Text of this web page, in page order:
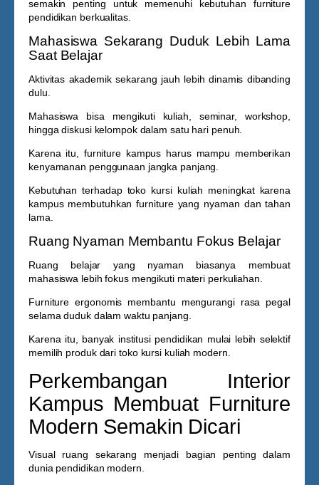
semakin penting untuk memenuhi kebutuhan furniture
pendidikan berkualitas.
Mahasiswa Sekarang Duduk Lebih Lama
Saat Belajar
Aktivitas akademik sekarang jauh lebih dinamis dibanding
dulu.
Mahasiswa bisa mengikuti kuliah, seminar, workshop,
hingga diskusi kelompok dalam satu hari penuh.
Karena itu, furniture kampus harus mampu memberikan
kenyamanan penggunaan jangka panjang.
Kebutuhan terhadap toko kursi kuliah meningkat karena
kampus membutuhkan furniture yang nyaman dan tahan
lama.
Ruang Nyaman Membantu Fokus Belajar
Ruang belajar yang nyaman biasanya membuat
mahasiswa lebih fokus mengikuti materi perkuliahan.
Furniture ergonomis membantu mengurangi rasa pegal
selama duduk dalam waktu panjang.
Karena itu, banyak institusi pendidikan mulai lebih selektif
memilih produk daritoko kursi kuliah modern.
Perkembangan Interior
Kampus Membuat Furniture
Modern Semakin Dicari
Visual ruang sekarang menjadi bagian penting dalam
dunia pendidikan modern.